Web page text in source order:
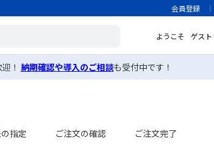
会員登録
ようこそ ゲスト
！ 納期確認や導入のご相談も受付中です！
指定 ご注文の確認 ご注文完了